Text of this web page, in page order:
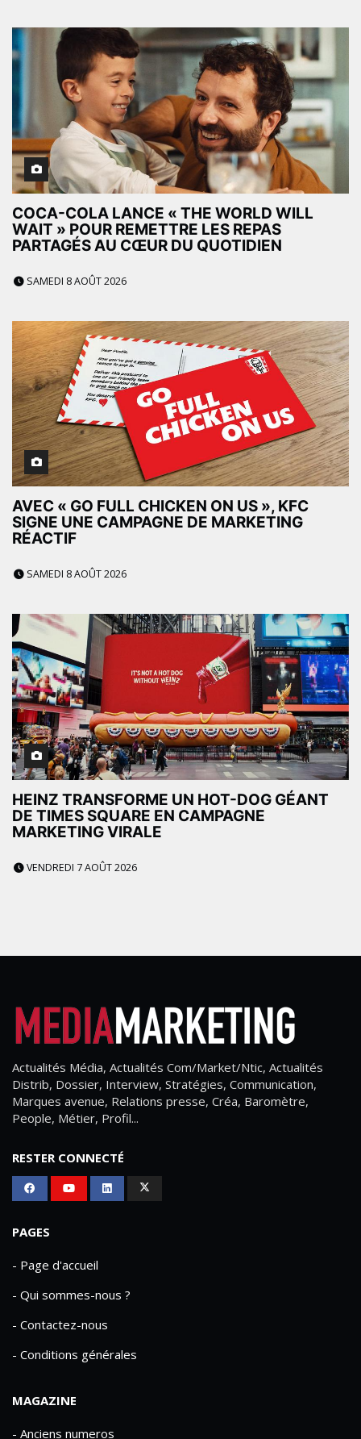
COCA-COLA LANCE « THE WORLD WILL
WAIT » POUR REMETTRE LES REPAS
PARTAGÉS AU CŒUR DU QUOTIDIEN
SAMEDI 8 AOÛT 2026
AVEC « GO FULL CHICKEN ON US », KFC
SIGNE UNE CAMPAGNE DE MARKETING
RÉACTIF
SAMEDI 8 AOÛT 2026
HEINZ TRANSFORME UN HOT-DOG GÉANT
DE TIMES SQUARE EN CAMPAGNE
MARKETING VIRALE
VENDREDI 7 AOÛT 2026
Actualités Média, Actualités Com/Market/Ntic, Actualités
Distrib, Dossier, Interview, Stratégies, Communication,
Marques avenue, Relations presse, Créa, Baromètre,
People, Métier, Profil...
RESTER CONNECTÉ
PAGES
- Page d'accueil
- Qui sommes-nous ?
- Contactez-nous
- Conditions générales
MAGAZINE
- Anciens numeros